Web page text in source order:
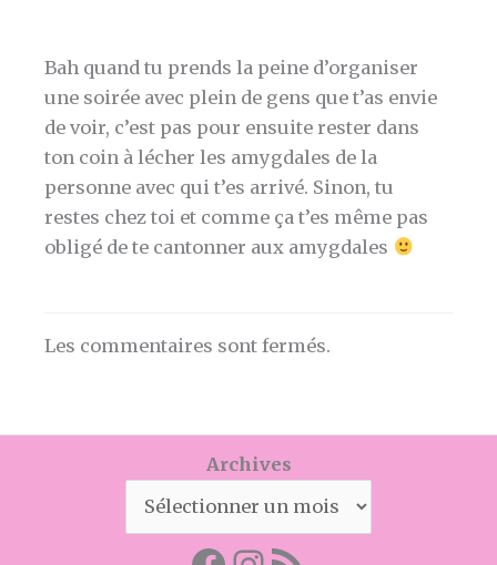
Bah quand tu prends la peine d’organiser
une soirée avec plein de gens que t’as envie
de voir, c’est pas pour ensuite rester dans
ton coin à lécher les amygdales de la
personne avec qui t’es arrivé. Sinon, tu
restes chez toi et comme ça t’es même pas
obligé de te cantonner aux amygdales
Les commentaires sont fermés.
Archives